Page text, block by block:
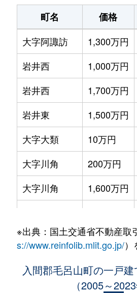
町名 価格
大字阿諏訪
1,300万円
岩井西
1,000万円
岩井西
1,700万円
岩井東
1,500万円
大字大類
10万円
大字川角
200万円
大字川角
1,600万円
大字西戸
800万円
830万円
※出典：国土交通省不動産取
s://www.reinfolib.mlit.go.jp/）
入間郡毛呂山町の一戸
（2005～2023